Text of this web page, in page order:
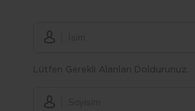
Lütfen Gerekli Alanları Doldurunuz.